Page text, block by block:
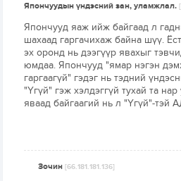
Япончуудын үндэсний зан, уламжлал.
Япончууд яаж ийж байгаад л
шахаад гаргачихаж байна шүү.
эх оронд нь дээгүүр явахыг
юмдаа. Япончууд "ямар нэгэн
гаргаагүй" гэдэг нь тэдний
"Үгүй" гэж хэлдэггүй тухай та
яваад байгаагий нь л "Үгүй"-тэй
Зочин[66.181.181.136]